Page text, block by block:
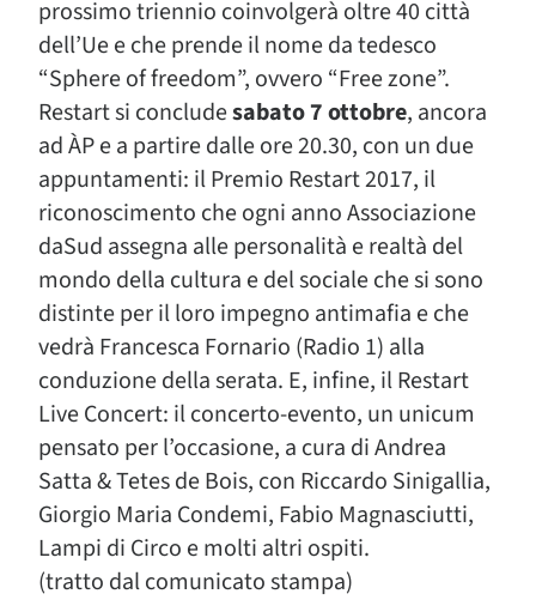
prossimo triennio coinvolgerà oltre 40 città
dell’Ue e che prende il nome da tedesco
“Sphere of freedom”, ovvero “Free zone”.
Restart si concludesabato 7 ottobre, ancora
ad ÀP e a partire dalle ore 20.30, con un due
appuntamenti: il Premio Restart 2017, il
riconoscimento che ogni anno Associazione
daSud assegna alle personalità e realtà del
mondo della cultura e del sociale che si sono
distinte per il loro impegno antimafia e che
vedrà Francesca Fornario (Radio 1) alla
conduzione della serata. E, infine, il Restart
Live Concert: il concerto-evento, un unicum
pensato per l’occasione, a cura di Andrea
Satta & Tetes de Bois, con Riccardo Sinigallia,
Giorgio Maria Condemi, Fabio Magnasciutti,
Lampi di Circo e molti altri ospiti.
(tratto dal comunicato stampa)